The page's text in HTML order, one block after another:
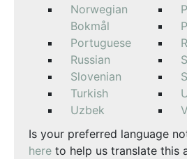
Norwegian
Bokmål
Portuguese
Russian
Slovenian
Turkish
Uzbek
Is your preferred language
here to help us translate this